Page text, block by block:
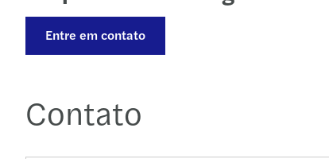
Entre em contato
Contato